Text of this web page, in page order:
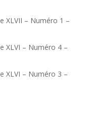
XLVII – Numéro 1 –
XLVI – Numéro 4 –
XLVI – Numéro 3 –